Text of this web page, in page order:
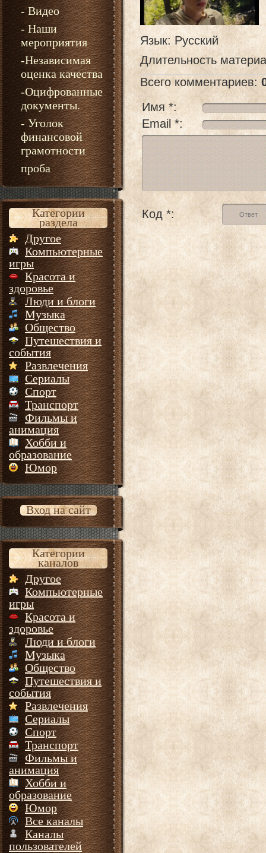
- Видео
- Наши
мероприятия
-Независимая
оценка качества
-Оцифрованные
документы.
- Уголок
финансовой
грамотности
проба
Категории
раздела
Другое
Компьютерные
игры
Красота и
здоровье
Люди и блоги
Музыка
Общество
Путешествия и
события
Развлечения
Сериалы
Спорт
Транспорт
Фильмы и
анимация
Хобби и
образование
Юмор
Вход на сайт
Категории
каналов
Другое
Компьютерные
игры
Красота и
здоровье
Люди и блоги
Музыка
Общество
Путешествия и
события
Развлечения
Сериалы
Спорт
Транспорт
Фильмы и
анимация
Хобби и
образование
Юмор
Все каналы
Каналы
пользователей
Язык: Русский
Длительность
Всего комментариев:
Имя *:
Email *:
Код *: